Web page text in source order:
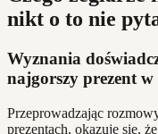
nikt o to nie
Wyznania
najgorszy prezent w
Przeprowadzając
prezentach, okazuje się,